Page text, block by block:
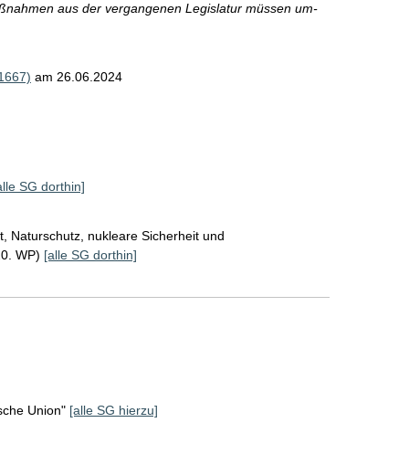
aus der vergangenen Legislatur müssen um-
am 26.06.2024
SG dorthin]
Naturschutz, nukleare Sicherheit und
WP) [alle SG dorthin]
Union" [alle SG hierzu]